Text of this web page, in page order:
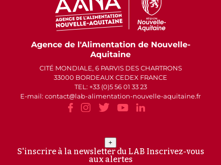
Agence de l'Alimentation de Nouvelle-
Aquitaine
CITÉ MONDIALE, 6 PARVIS DES CHARTRONS
33000 BORDEAUX CEDEX FRANCE
TEL: +33 (0)5 56 01 33 23
E-mail: contact
lab-alimentation-nouvelle-aquitaine.fr
+
S'inscrire à la newsletter du LAB Inscrivez-vous
aux alertes